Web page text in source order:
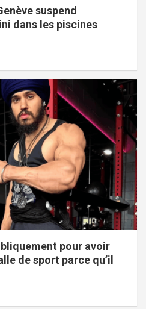
suspend
dans les piscines
pour avoir
de sport parce qu’il